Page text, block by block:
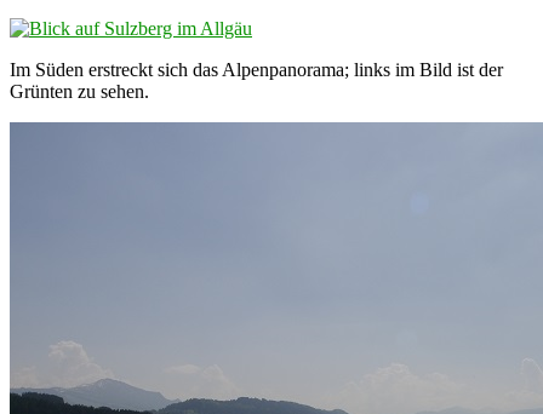
Im Süden erstreckt sich das Alpenpanorama; links im Bild ist der
Grünten zu sehen.